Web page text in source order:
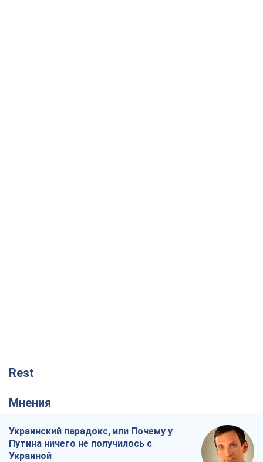
Rest
Мнения
Украинский парадокс, или Почему у
Путина ничего не получилось с
Украиной